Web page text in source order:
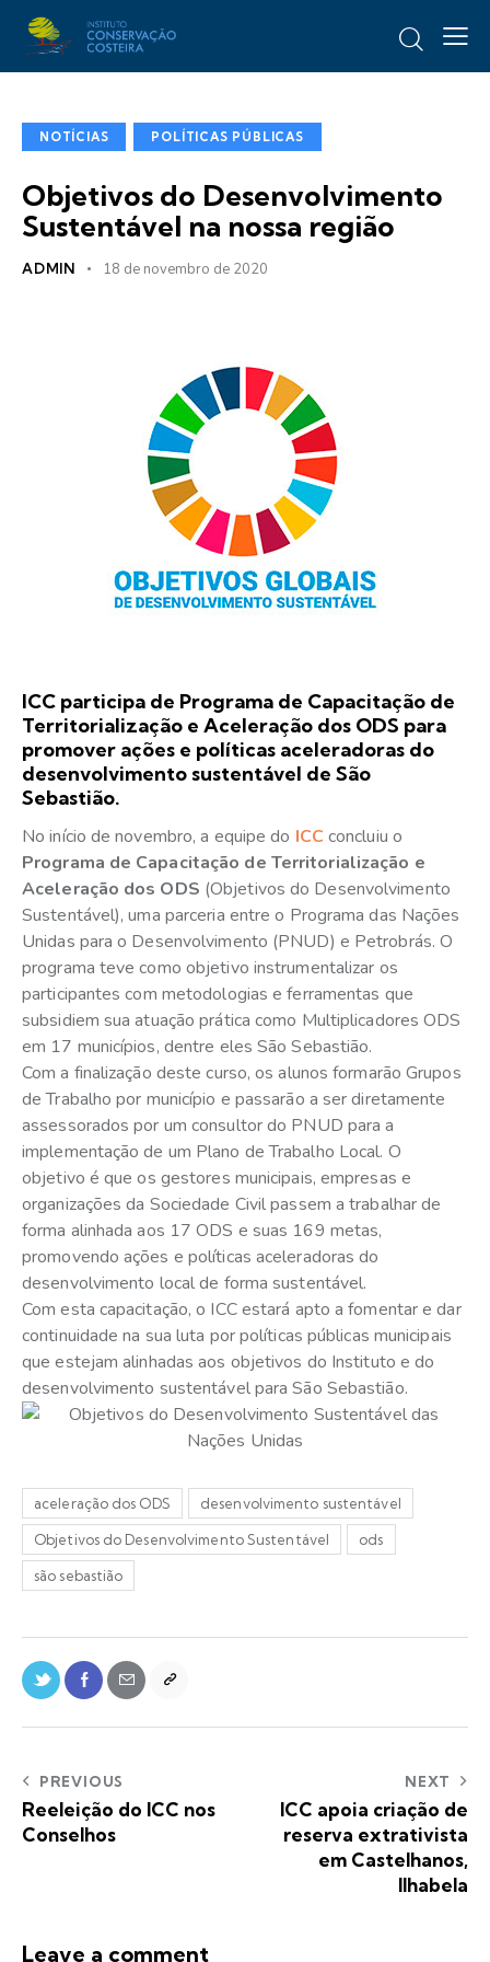
NOTÍCIAS POLÍTICAS PÚBLICAS
Objetivos do Desenvolvimento
Sustentável na nossa região
ADMIN 18 de novembro de 2020
ICC participa de Programa de Capacitação de
Territorialização e Aceleração dos ODS para
promover ações e políticas aceleradoras do
desenvolvimento sustentável de São
Sebastião.
No início de novembro, a equipe do ICC concluiu o
Programa de Capacitação de Territorialização e
Aceleração dos ODS (Objetivos do Desenvolvimento
Sustentável), uma parceria entre o Programa das Nações
Unidas para o Desenvolvimento (PNUD) e Petrobrás. O
programa teve como objetivo instrumentalizar os
participantes com metodologias e ferramentas que
subsidiem sua atuação prática como Multiplicadores ODS
em 17 municípios, dentre eles São Sebastião.
Com a finalização deste curso, os alunos formarão Grupos
de Trabalho por município e passarão a ser diretamente
assessorados por um consultor do PNUD para a
implementação de um Plano de Trabalho Local. O
objetivo é que os gestores municipais, empresas e
organizações da Sociedade Civil passem a trabalhar de
forma alinhada aos 17 ODS e suas 169 metas,
promovendo ações e políticas aceleradoras do
desenvolvimento local de forma sustentável.
Com esta capacitação, o ICC estará apto a fomentar e dar
continuidade na sua luta por políticas públicas municipais
que estejam alinhadas aos objetivos do Instituto e do
desenvolvimento sustentável para São Sebastião.
aceleração dos ODS desenvolvimento sustentável
Objetivos do Desenvolvimento Sustentável ods
são sebastião
PREVIOUS
Reeleição do ICC nos
Conselhos
NEXT
ICC apoia criação de
reserva extrativista
em Castelhanos,
Ilhabela
Leave a comment